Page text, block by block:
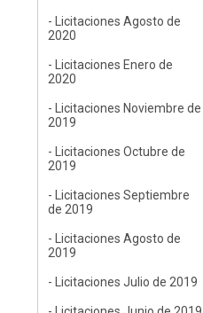
- Licitaciones Agosto de
2020
- Licitaciones Enero de
2020
- Licitaciones Noviembre de
2019
- Licitaciones Octubre de
2019
- Licitaciones Septiembre
de 2019
- Licitaciones Agosto de
2019
- Licitaciones Julio de 2019